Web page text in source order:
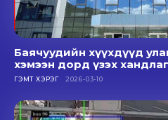
Баячуудийн хүүхдүүд
хэмээн дорд үзэх
ГЭМТ ХЭРЭГ 2026-03-10